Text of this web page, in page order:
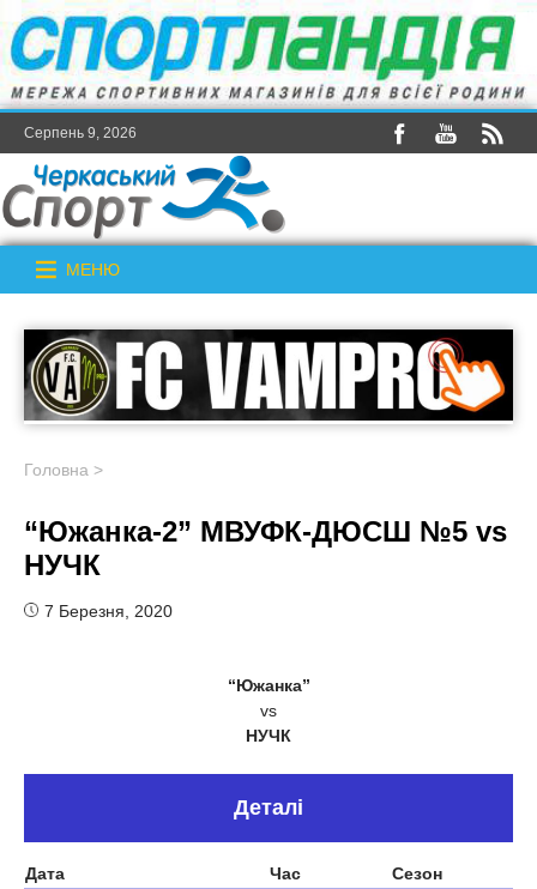
Серпень 9, 2026
МЕНЮ
Головна >
“Южанка-2” МВУФК-ДЮСШ №5 vs
НУЧК
7 Березня, 2020
“Южанка”
vs
НУЧК
Деталі
Дата Час
Сезон